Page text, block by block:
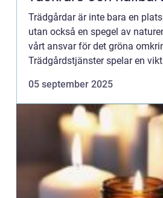
Trädgårdar är inte bara en
utan också en spegel av
vårt ansvar för det gröna
Trädgårdstjänster spelar en
05 september 2025